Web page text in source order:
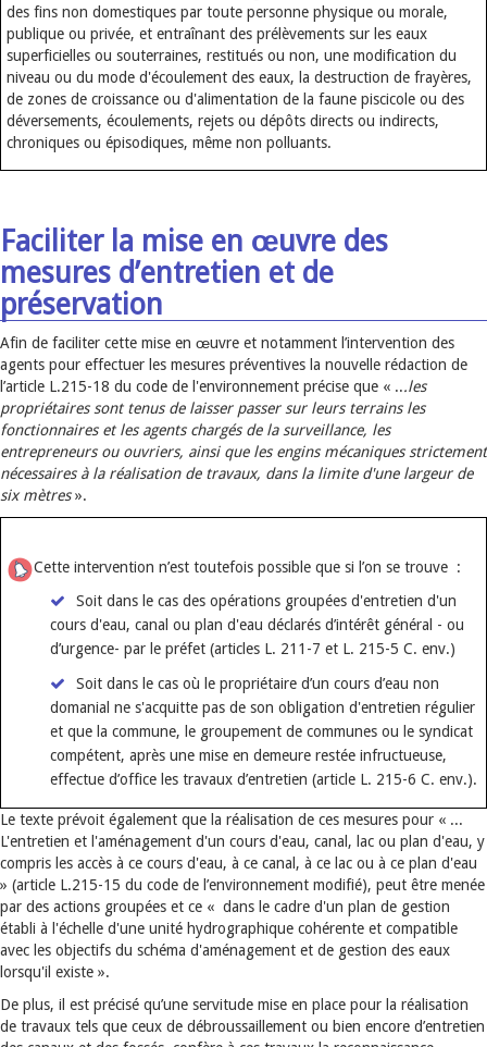
des fins non domestiques par toute personne physique ou morale,
publique ou privée, et entraînant des prélèvements sur les eaux
superficielles ou souterraines, restitués ou non, une modification du
niveau ou du mode d'écoulement des eaux, la destruction de frayères,
de zones de croissance ou d'alimentation de la faune piscicole ou des
déversements, écoulements, rejets ou dépôts directs ou indirects,
chroniques ou épisodiques, même non polluants.
Faciliter la mise en œuvre des
mesures d’entretien et de
préservation
Afin de faciliter cette mise en œuvre et notamment l’intervention des
agents pour effectuer les mesures préventives la nouvelle rédaction de
l’article L.215-18 du code de l'environnement précise que « ...les
propriétaires sont tenus de laisser passer sur leurs terrains les
fonctionnaires et les agents chargés de la surveillance, les
entrepreneurs ou ouvriers, ainsi que les engins mécaniques strictement
nécessaires à la réalisation de travaux, dans la limite d'une largeur de
six mètres».
Cette intervention n’est toutefois possible que si l’on se trouve :
Soit dans le cas des opérations groupées d'entretien d'un
cours d'eau, canal ou plan d'eau déclarés d’intérêt général - ou
d’urgence- par le préfet (articles L. 211-7 et L. 215-5 C. env.)
Soit dans le cas où le propriétaire d’un cours d’eau non
domanial ne s'acquitte pas de son obligation d'entretien régulier
et que la commune, le groupement de communes ou le syndicat
compétent, après une mise en demeure restée infructueuse,
effectue d’office les travaux d’entretien (article L. 215-6 C. env.).
Le texte prévoit également que la réalisation de ces mesures pour « ...
L'entretien et l'aménagement d'un cours d'eau, canal, lac ou plan d'eau, y
compris les accès à ce cours d'eau, à ce canal, à ce lac ou à ce plan d'eau
» (article L.215-15 du code de l’environnement modifié), peut être menée
par des actions groupées et ce « dans le cadre d'un plan de gestion
établi à l'échelle d'une unité hydrographique cohérente et compatible
avec les objectifs du schéma d'aménagement et de gestion des eaux
lorsqu'il existe ».
De plus, il est précisé qu’une servitude mise en place pour la réalisation
de travaux tels que ceux de débroussaillement ou bien encore d’entretien